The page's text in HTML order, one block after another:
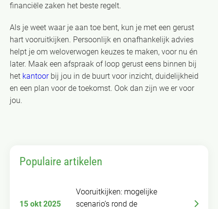
financiële zaken het beste regelt.
Als je weet waar je aan toe bent, kun je met een gerust
hart vooruitkijken. Persoonlijk en onafhankelijk advies
helpt je om weloverwogen keuzes te maken, voor nu én
later. Maak een afspraak of loop gerust eens binnen bij
het kantoorbij jou in de buurt voor inzicht, duidelijkheid
en een plan voor de toekomst. Ook dan zijn we er voor
jou.
Populaire artikelen
15 okt 2025
Vooruitkijken: mogelijke
scenario’s rond de